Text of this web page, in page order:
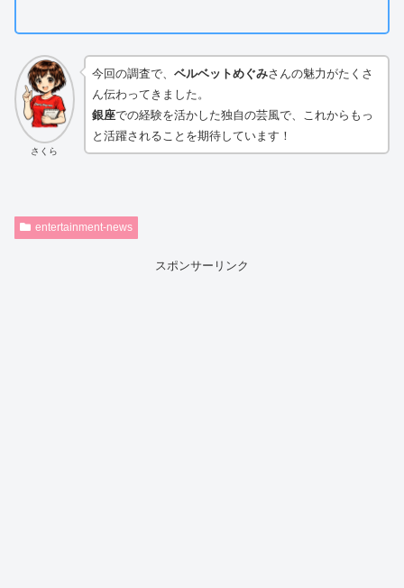
さくら
今回の調査で、 ベルベットめぐみさんの魅力がたくさ
ん伝わってきました。
銀座での経験を活かした独自の芸風で、これからもっ
と活躍されることを期待しています！
entertainment-news
スポンサーリンク